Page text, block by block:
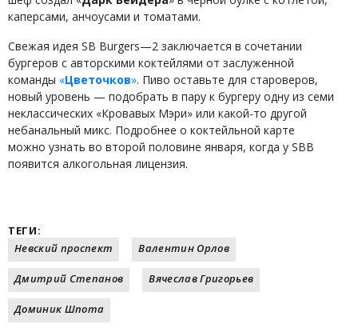
каперсами, анчоусами и томатами.
Свежая идея SB Burgers—2 заключается в сочетании
бургеров с авторскими коктейлями от заслуженной
команды «Цветочков». Пиво оставьте для староверов,
новый уровень — подобрать в пару к бургеру одну из семи
неклассических «Кровавых Мэри» или какой-то другой
небанальный микс. Подробнее о коктейльной карте
можно узнать во второй половине января, когда у SBB
появится алкогольная лицензия.
ТЕГИ:
Невский проспект
Валентин Орлов
Дмитрий Степанов Вячеслав Григорьев
Доминик Шпота